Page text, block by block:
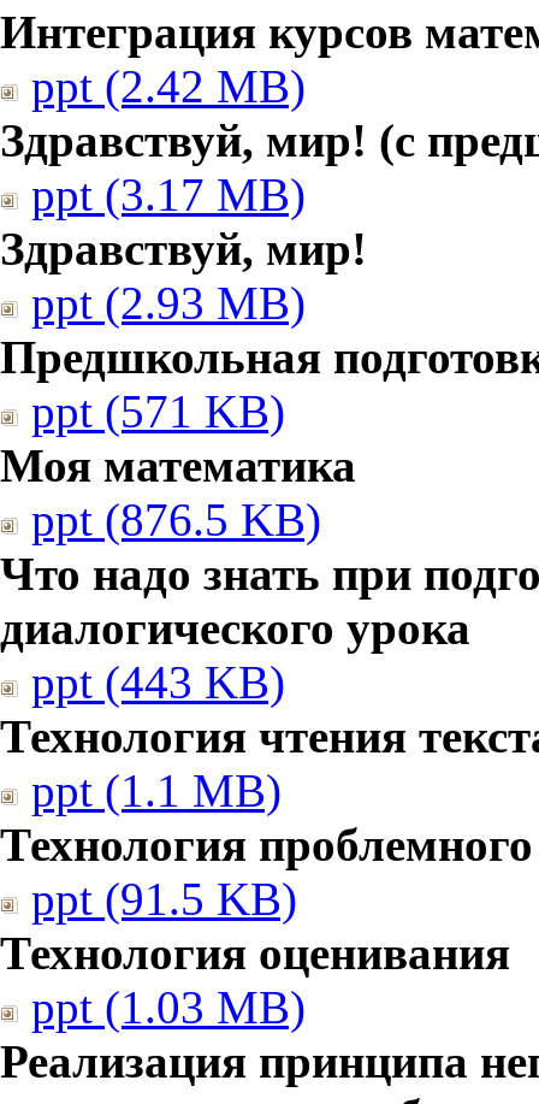
Интеграция курсов
ppt (2.42 MB)
Здравствуй, мир! (с
ppt (3.17 MB)
Здравствуй, мир!
ppt (2.93 MB)
Предшкольная
ppt (571 KB)
Моя математика
ppt (876.5 KB)
Что надо знать при
диалогического урока
ppt (443 KB)
Технология чтения
ppt (1.1 MB)
Технология
ppt (91.5 KB)
Технология оценивания
ppt (1.03 MB)
Реализация принципа